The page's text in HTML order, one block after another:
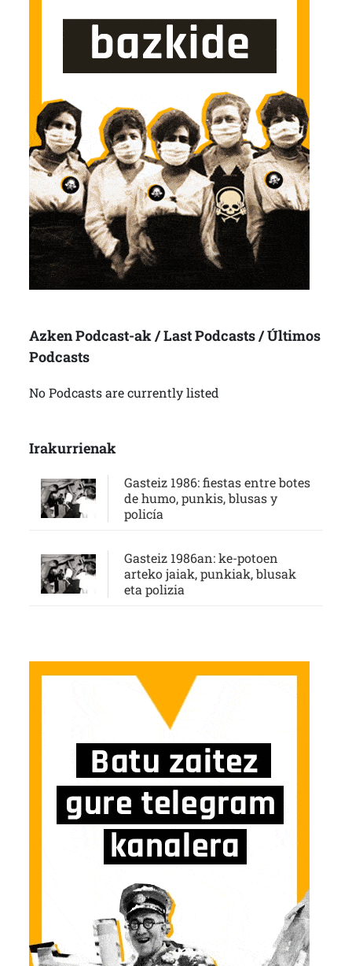
Azken Podcast-ak / Last Podcasts / Últimos
Podcasts
No Podcasts are currently listed
Irakurrienak
Gasteiz 1986: fiestas entre botes
de humo, punkis, blusas y
policía
Gasteiz 1986an: ke-potoen
arteko jaiak, punkiak, blusak
eta polizia